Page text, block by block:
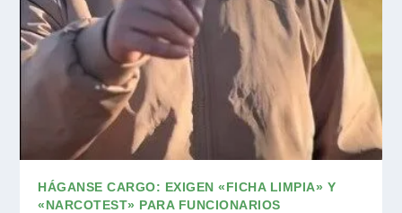
HÁGANSE CARGO: EXIGEN «FICHA LIMPIA» Y
«NARCOTEST» PARA FUNCIONARIOS